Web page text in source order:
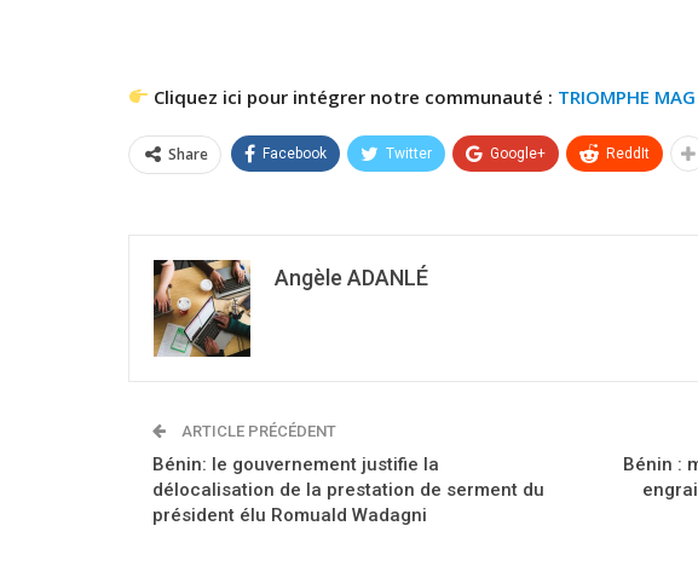
Cliquez ici pour intégrer notre communauté : TRIOMPHE MAG
Share Facebook Twitter Google+ ReddIt
Angèle ADANLÉ
ARTICLE PRÉCÉDENT
Bénin: le gouvernement justifie la
délocalisation de la prestation de serment du
président élu Romuald Wadagni
Bénin :